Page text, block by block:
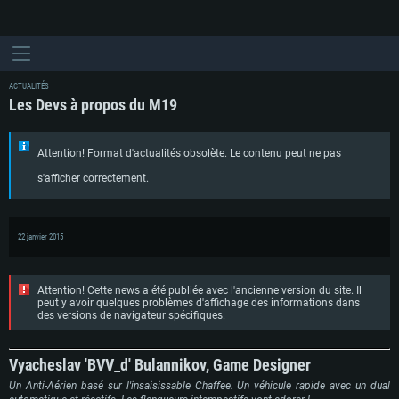
ACTUALITÉS
Les Devs à propos du M19
Attention! Format d'actualités obsolète. Le contenu peut ne pas
s'afficher correctement.
22 janvier 2015
Attention! Cette news a été publiée avec l'ancienne version du site. Il
peut y avoir quelques problèmes d'affichage des informations dans
des versions de navigateur spécifiques.
Vyacheslav 'BVV_d' Bulannikov, Game Designer
Un Anti-Aérien basé sur l'insaisissable Chaffee. Un véhicule rapide avec un dual